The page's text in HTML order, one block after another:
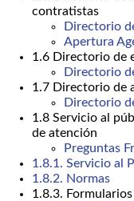
contratistas
Directorio
Apertura
1.6 Directorio de
Directorio
1.7 Directorio de
Directorio
1.8 Servicio al
de atención
Preguntas
1.8.1. Servicio al
1.8.2. Normas
1.8.3. Formularios